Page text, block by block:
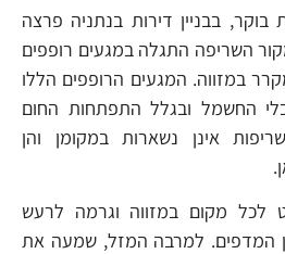
2:00 לפנות בוקר, בבניין דירות בנתניה פרצה
השריפה התגלה במגעים רופפים
במזווה. המגעים הרופפים הללו
החשמל ובגלל התפתחות החום
אינן נשארות במקומן והן
מקום במזווה וגרמה לרעש
המדפים. למרבה המזל, שמעה את